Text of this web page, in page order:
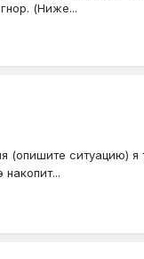
(Ниже...
ситуацию) я